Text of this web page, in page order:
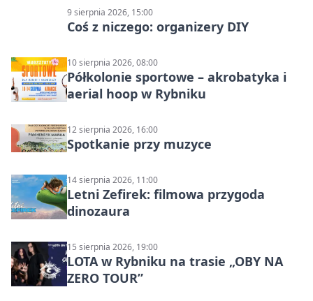
9 sierpnia 2026, 15:00
Coś z niczego: organizery DIY
10 sierpnia 2026, 08:00
Półkolonie sportowe – akrobatyka i
aerial hoop w Rybniku
12 sierpnia 2026, 16:00
Spotkanie przy muzyce
14 sierpnia 2026, 11:00
Letni Zefirek: filmowa przygoda
dinozaura
15 sierpnia 2026, 19:00
LOTA w Rybniku na trasie „OBY NA
ZERO TOUR”